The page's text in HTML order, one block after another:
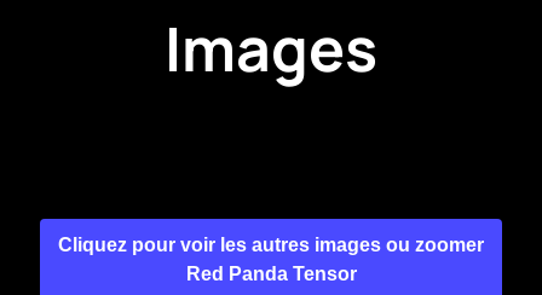
Images
Cliquez pour voir les autres images ou zoomer
Red Panda Tensor